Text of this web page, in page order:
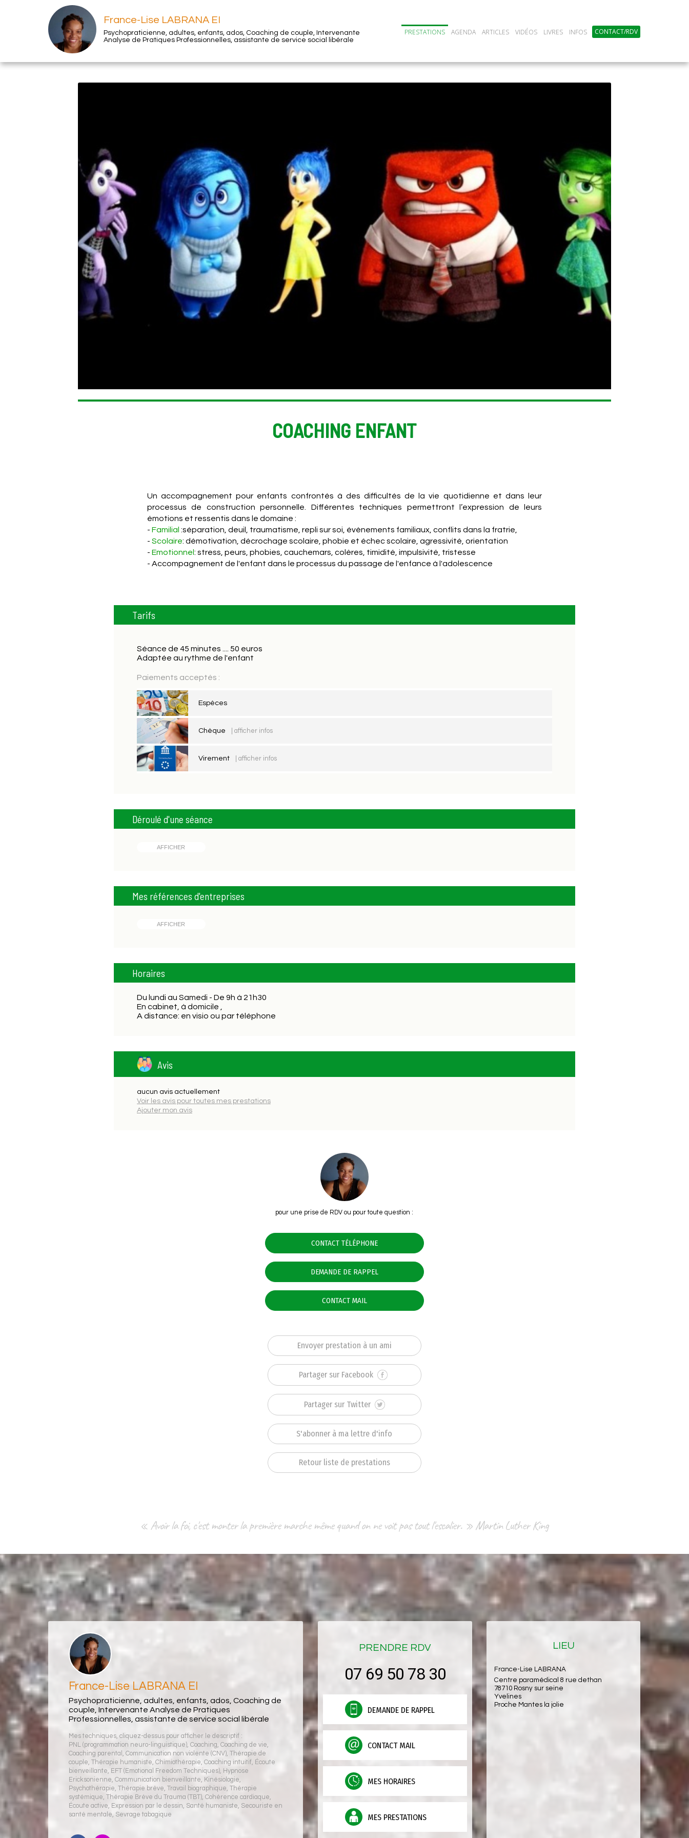
France-Lise LABRANA EI
Psychopraticienne, adultes, enfants, ados, Coaching de couple, Intervenante
Analyse de Pratiques Professionnelles, assistante de service social libérale
PRESTATIONS AGENDA ARTICLES VIDÉOS LIVRES INFOS CONTACT/RDV
COACHING ENFANT
Un accompagnement pour enfants confrontés à des difficultés de la vie quotidienne et dans leur
processus de construction personnelle. Différentes techniques permettront l’expression de leurs
émotions et ressentis dans le domaine :
- Familial :séparation, deuil, traumatisme, repli sur soi, évènements familiaux, conflits dans la fratrie,
- Scolaire: démotivation, décrochage scolaire, phobie et échec scolaire, agressivité, orientation
- Emotionnel : stress, peurs, phobies, cauchemars, colères, timidité, impulsivité, tristesse
- Accompagnement de l'enfant dans le processus du passage de l'enfance à l'adolescence
Tarifs
Séance de 45 minutes .... 50 euros
Adaptée au rythme de l'enfant
Paiements acceptés :
Espèces
Chèque | afficher infos
Virement | afficher infos
Déroulé d'une séance
AFFICHER
Mes références d'entreprises
AFFICHER
Horaires
Du lundi au Samedi - De 9h à 21h30
En cabinet, à domicile ,
A distance: en visio ou par téléphone
Avis
aucun avis actuellement
Voir les avis pour toutes mes prestations
Ajouter mon avis
pour une prise de RDV ou pour toute question :
CONTACT TÉLÉPHONE
DEMANDE DE RAPPEL
CONTACT MAIL
Envoyer prestation à un ami
Partager sur Facebook
Partager sur Twitter
S'abonner à ma lettre d'info
Retour liste de prestations
« Avoir la foi, c'est monter la première marche même quand on ne voit pas tout l'escalier. » Martin Luther King
France-Lise LABRANA EI
Psychopraticienne, adultes, enfants, ados, Coaching de
couple, Intervenante Analyse de Pratiques
Professionnelles, assistante de service social libérale
Mes techniques, cliquez-dessus pour afficher le descriptif :
PNL (programmation neuro-linguistique),Coaching,Coaching de vie,
Coaching parental ,Communication non violente (CNV),Thérapie de
couple,Thérapie humaniste,Chimiothérapie,Coaching intuitif, Écoute
bienveillante, EFT (Emotional Freedom Techniques), Hypnose
Ericksonienne,Communication bienveillante, Kinésiologie,
Psychothérapie,Thérapie brève,Travail biographique,Thérapie
systémique,Thérapie Brève du Trauma (TBT),Cohérence cardiaque,
Écoute active, Expression par le dessin, Santé humaniste, Secouriste en
santé mentale, Sevrage tabagique
PRENDRE RDV
07 69 50 78 30
DEMANDE DE RAPPEL
CONTACT MAIL
MES HORAIRES
MES PRESTATIONS
LIEU
France-Lise LABRANA
Centre paramédical 8 rue dethan
78710 Rosny sur seine
Yvelines
Proche Mantes la jolie